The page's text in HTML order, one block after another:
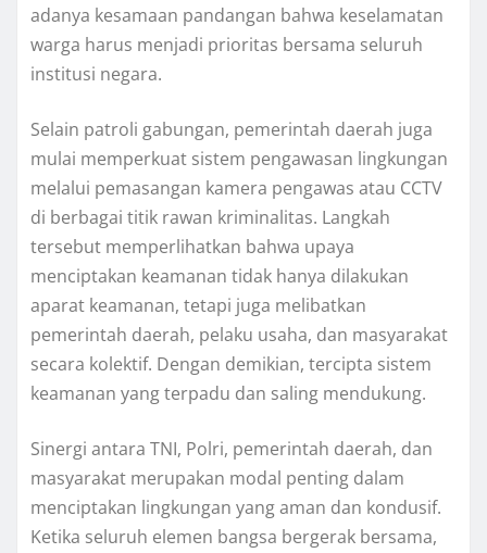
adanya kesamaan pandangan bahwa keselamatan
warga harus menjadi prioritas bersama seluruh
institusi negara.
Selain patroli gabungan, pemerintah daerah juga
mulai memperkuat sistem pengawasan lingkungan
melalui pemasangan kamera pengawas atau CCTV
di berbagai titik rawan kriminalitas. Langkah
tersebut memperlihatkan bahwa upaya
menciptakan keamanan tidak hanya dilakukan
aparat keamanan, tetapi juga melibatkan
pemerintah daerah, pelaku usaha, dan masyarakat
secara kolektif. Dengan demikian, tercipta sistem
keamanan yang terpadu dan saling mendukung.
Sinergi antara TNI, Polri, pemerintah daerah, dan
masyarakat merupakan modal penting dalam
menciptakan lingkungan yang aman dan kondusif.
Ketika seluruh elemen bangsa bergerak bersama,